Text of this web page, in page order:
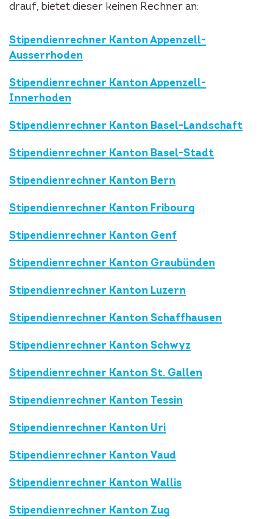
drauf, bietet dieser keinen Rechner an:
Stipendienrechner Kanton Appenzell-
Ausserrhoden
Stipendienrechner Kanton Appenzell-
Innerhoden
Stipendienrechner Kanton Basel-Landschaft
Stipendienrechner Kanton Basel-Stadt
Stipendienrechner Kanton Bern
Stipendienrechner Kanton Fribourg
Stipendienrechner Kanton Genf
Stipendienrechner Kanton Graubünden
Stipendienrechner Kanton Luzern
Stipendienrechner Kanton Schaffhausen
Stipendienrechner Kanton Schwyz
Stipendienrechner Kanton St. Gallen
Stipendienrechner Kanton Tessin
Stipendienrechner Kanton Uri
Stipendienrechner Kanton Vaud
Stipendienrechner Kanton Wallis
Stipendienrechner Kanton Zug